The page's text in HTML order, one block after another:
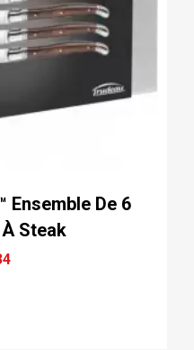
Ensemble De 6
Steak